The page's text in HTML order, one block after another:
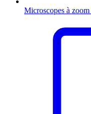
Microscopes à zoom